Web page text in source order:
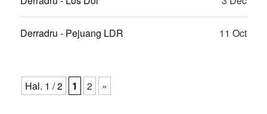
Derradru - Pejuang LDR 11 Oct
Hal. 1 / 2 1 2 »